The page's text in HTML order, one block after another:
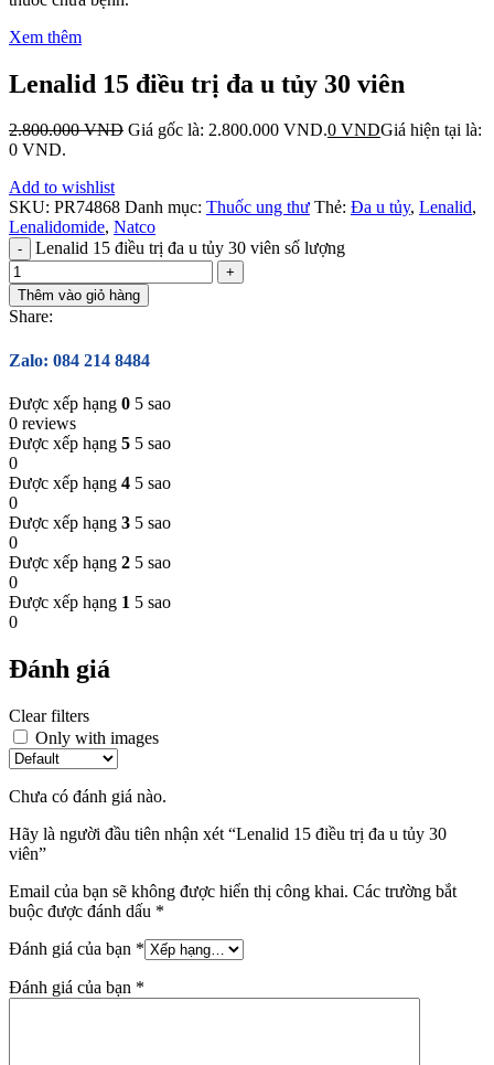
Xem thêm
Lenalid 15 điều trị đa u tủy 30 viên
2.800.000VND Giá gốc là: 2.800.000 VND.0 VNDGiá hiện tại là:
0 VND.
Add to wishlist
SKU: PR74868 Danh mục: Thuốc ung thư Thẻ: Đa u tủy, Lenalid,
Lenalidomide, Natco
Lenalid 15 điều trị đa u tủy 30 viên số lượng
Thêm vào giỏ hàng
Share:
Zalo: 084 214 8484
Được xếp hạng 0 5 sao
0 reviews
Được xếp hạng 5 5 sao
0
Được xếp hạng 4 5 sao
0
Được xếp hạng 3 5 sao
0
Được xếp hạng 2 5 sao
0
Được xếp hạng 1 5 sao
0
Đánh giá
Clear filters
Only with images
Chưa có đánh giá nào.
Hãy là người đầu tiên nhận xét “Lenalid 15 điều trị đa u tủy 30
viên”
Email của bạn sẽ không được hiển thị công khai. Các trường bắt
buộc được đánh dấu *
Đánh giá của bạn *
Đánh giá của bạn *